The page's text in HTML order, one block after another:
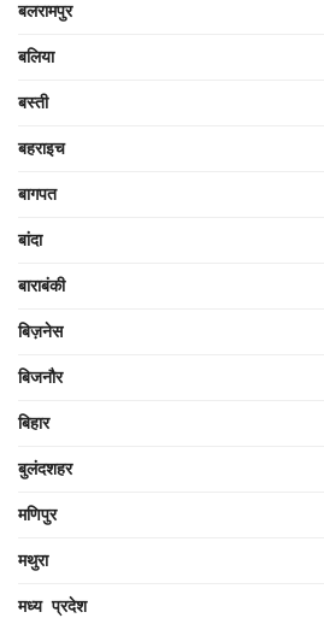
बलरामपुर
बलिया
बस्ती
बहराइच
बागपत
बांदा
बाराबंकी
बिज़नेस
बिजनौर
बिहार
बुलंदशहर
मणिपुर
मथुरा
मध्य प्रदेश